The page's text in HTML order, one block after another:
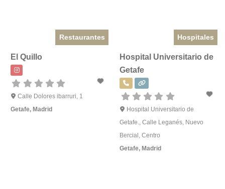
Restaurantes
El Quillo
Calle Dolores ibarruri, 1
Getafe, Madrid
Hospitales
Hospital Universitario de
Getafe
Hospital Universitario de
Getafe., Calle Leganés, Nuevo
Bercial, Centro
Getafe,Madrid